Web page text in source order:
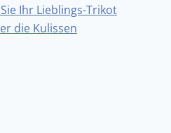
Ihr Lieblings-Trikot
die Kulissen